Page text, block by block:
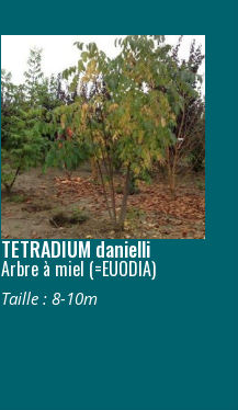
TETRADIUM danielli
Arbre à miel (=EUODIA)
Taille : 8-10m